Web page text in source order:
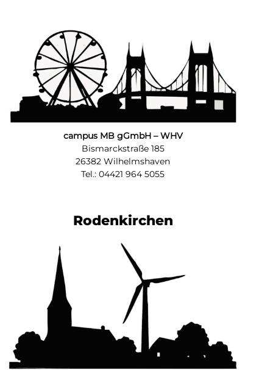
campus MB gGmbH – WHV
Bismarckstraße 185
26382 Wilhelmshaven
Tel.: 04421 964 5055
Rodenkirchen